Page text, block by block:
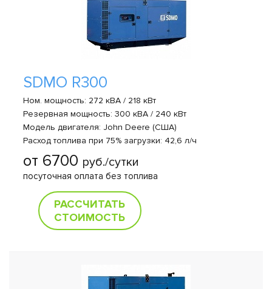
SDMO R300
Ном. мощность: 272 кВА / 218 кВт
Резервная мощность: 300 кВА / 240 кВт
Модель двигателя: John Deere (США)
Расход топлива при 75% загрузки: 42,6 л/ч
от 6700 руб./сутки
посуточная оплата без топлива
РАССЧИТАТЬ
СТОИМОСТЬ